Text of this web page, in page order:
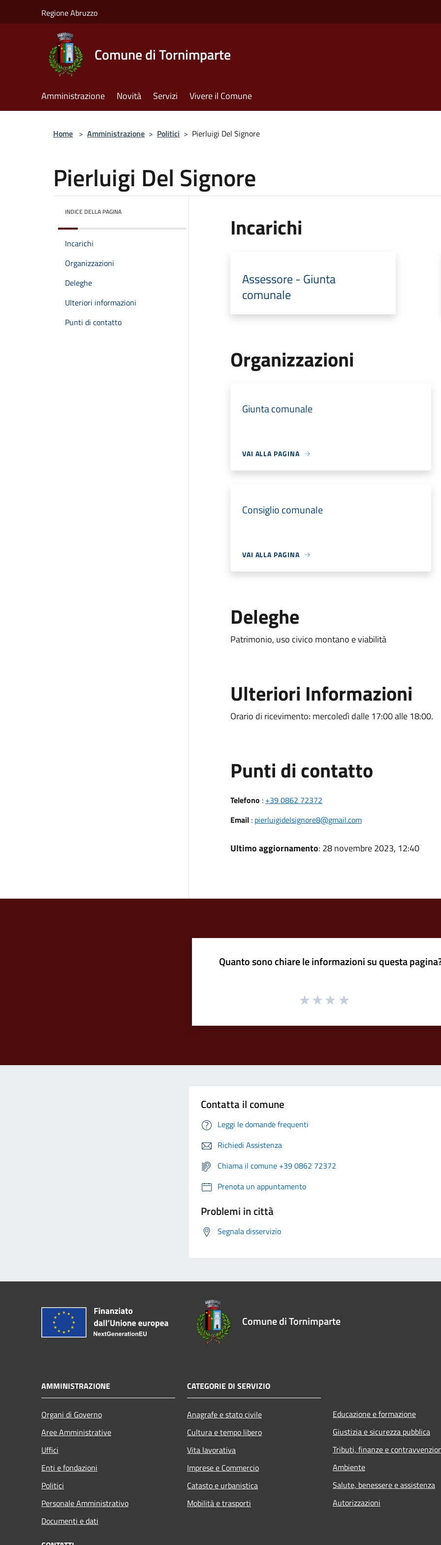
Regione Abruzzo
Comune di Tornimparte
Amministrazione Novità Servizi Vivere il Comune
Home > Amministrazione > Politici > Pierluigi Del Signore
Pierluigi Del Signore
INDICE DELLA PAGINA
Incarichi
Organizzazioni
Deleghe
Ulteriori informazioni
Punti di contatto
Incarichi
Assessore - Giunta
comunale
Organizzazioni
Giunta comunale
VAI ALLA PAGINA
Consiglio comunale
VAI ALLA PAGINA
Deleghe
Patrimonio, uso civico montano e viabilità
Ulteriori Informazioni
Orario di ricevimento: mercoledì dalle 17:00 alle 18:00.
Punti di contatto
Telefono : +39 0862 72372
Email: pierluigidelsignore8@gmail.com
Ultimo aggiornamento: 28 novembre 2023, 12:40
Quanto sono chiare le informazioni su questa
Contatta il comune
Leggi le domande frequenti
Richiedi Assistenza
Chiama il comune +39 0862 72372
Prenota un appuntamento
Problemi in città
Segnala disservizio
Comune di Tornimparte
AMMINISTRAZIONE
Organi di Governo
Aree Amministrative
Uffici
Enti e fondazioni
Politici
Personale Amministrativo
Documenti e dati
CATEGORIE DI SERVIZIO
Anagrafe e stato civile
Cultura e tempo libero
Vita lavorativa
Imprese e Commercio
Catasto e urbanistica
Mobilità e trasporti
Educazione e formazione
Giustizia e sicurezza pubblica
Tributi, finanze e
Ambiente
Salute, benessere e assistenza
Autorizzazioni